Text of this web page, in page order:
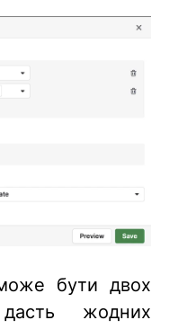
бути двох
жодних